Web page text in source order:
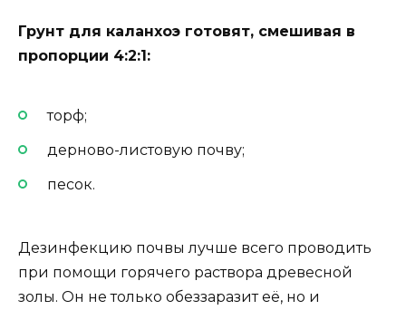
Грунт для каланхоэ готовят, смешивая в
пропорции 4:2:1:
торф;
дерново-листовую почву;
песок.
Дезинфекцию почвы лучше всего проводить
при помощи горячего раствора древесной
золы. Он не только обеззаразит её, но и